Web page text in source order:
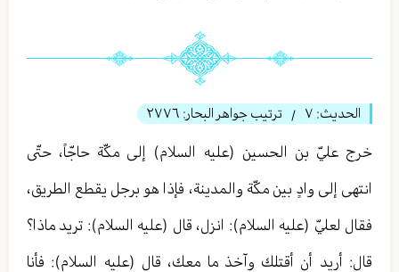
الحديث: ٧ / ترتيب جواهر البحار: ٢٧٧٦
خرج عليّ بن الحسين (عليه السلام) إلى مكّة حاجّاً، حتّى
انتهى إلى وادٍ بين مكّة والمدينة، فإذا هو برجل يقطع الطريق،
فقال لعليّ (عليه السلام): انزل، قال (عليه السلام): تريد ماذا؟
قال: أريد أن أقتلك وآخذ ما معك، قال (عليه السلام): فأنا